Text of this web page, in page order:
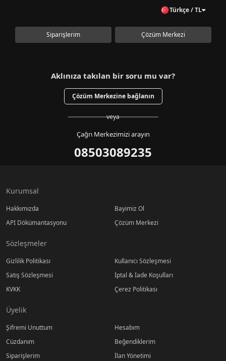
Türkçe / TL
Siparişlerim Çözüm Merkezi
Aklınıza takılan bir soru mu var?
Çözüm Merkezine bağlanın
veya
Çağrı Merkezimizi arayın
08503089235
Kurumsal
Hakkımızda
Bayimiz Ol
API Dökümantasyonu
Çözüm Merkezi
Sözleşmeler
Gizlilik Politikası
Kullanıcı Sözleşmesi
Satış Sözleşmesi
İptal & İade Koşulları
KVKK
Çerez Politikası
Üyelik
Şifremi Unuttum
Hesabım
Cüzdanım
Beğendiklerim
Siparişlerim
İlan Yönetimi